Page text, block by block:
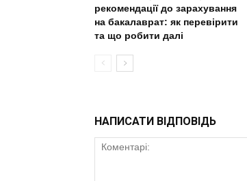
рекомендації до зарахування
на бакалаврат: як перевірити
та що робити далі
НАПИСАТИ ВІДПОВІДЬ